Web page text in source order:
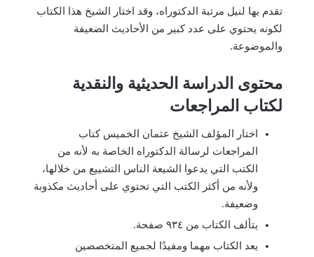
تقدم بها لنيل مرتبة الدكتوراه، وقد اختار الشيخ هذا الكتاب
لكونه يحتوي على عدد كبير من الأحاديث الضعيفة
والموضوعة.
محتوى الدراسة الحديثية والنقدية
لكتاب المراجعات
اختار المؤلف الشيخ عثمان الخميس كتاب
المراجعات لرسالة الدكتوراه الخاصة به لأنه من
الكتب التي يدعوا الشيعة الناس التشييع من خلالها،
ولأنه من أكثر الكتب التي تحتوي على أحاديث مكذوبة
وضعيفة.
يتألف الكتاب من ٩٣٤ صفحة.
يعد الكتاب مهما ومفيدًا لجميع المتخصصين